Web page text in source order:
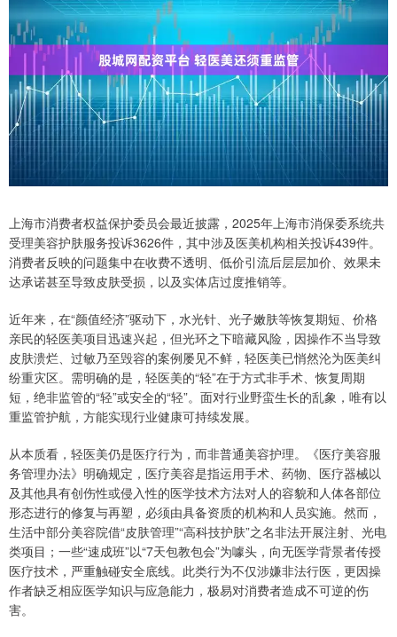
上海市消费者权益保护委员会最近披露，2025年上海市消保委系统共
受理美容护肤服务投诉3626件，其中涉及医美机构相关投诉439件。
消费者反映的问题集中在收费不透明、低价引流后层层加价、效果未
达承诺甚至导致皮肤受损，以及实体店过度推销等。
近年来，在“颜值经济”驱动下，水光针、光子嫩肤等恢复期短、价格
亲民的轻医美项目迅速兴起，但光环之下暗藏风险，因操作不当导致
皮肤溃烂、过敏乃至毁容的案例屡见不鲜，轻医美已悄然沦为医美纠
纷重灾区。需明确的是，轻医美的“轻”在于方式非手术、恢复周期
短，绝非监管的“轻”或安全的“轻”。面对行业野蛮生长的乱象，唯有以
重监管护航，方能实现行业健康可持续发展。
从本质看，轻医美仍是医疗行为，而非普通美容护理。《医疗美容服
务管理办法》明确规定，医疗美容是指运用手术、药物、医疗器械以
及其他具有创伤性或侵入性的医学技术方法对人的容貌和人体各部位
形态进行的修复与再塑，必须由具备资质的机构和人员实施。然而，
生活中部分美容院借“皮肤管理”“高科技护肤”之名非法开展注射、光电
类项目；一些“速成班”以“7天包教包会”为噱头，向无医学背景者传授
医疗技术，严重触碰安全底线。此类行为不仅涉嫌非法行医，更因操
作者缺乏相应医学知识与应急能力，极易对消费者造成不可逆的伤
害。